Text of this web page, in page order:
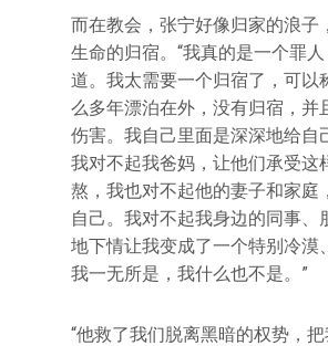
而在教会，张宁好像归家的浪子
生命的归宿。“我真的是一个罪
道。我太需要一个归宿了，可以
么多年漂泊在外，没有归宿，并
伤害。我自己里面是深深地给自
我对不起我爸妈，让他们承受这
熬，我也对不起他的妻子和家庭
自己。我对不起我身边的同事、
地下情让我变成了一个特别冷漠
我一无所是，我什么也不是。”
“他救了我们脱离黑暗的权势，